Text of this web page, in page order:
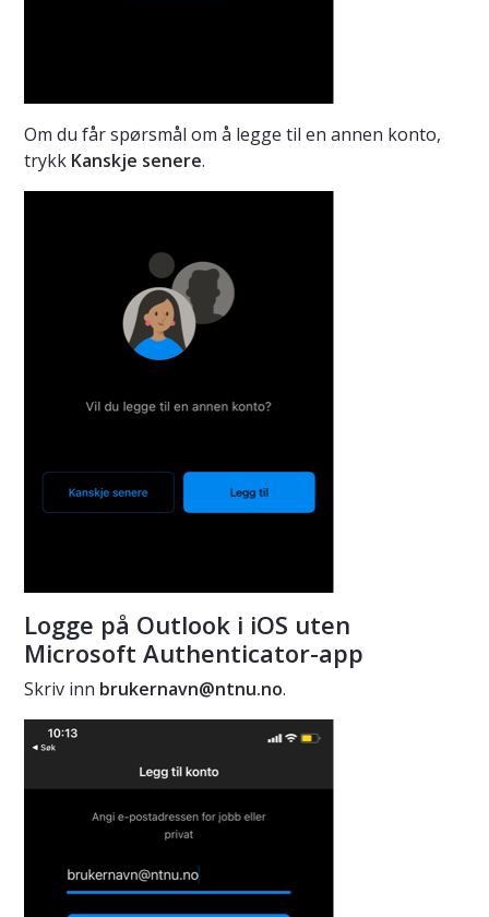
Om du får spørsmål om å legge til en annen konto,
trykk Kanskje senere.
Logge på Outlook i iOS uten
Microsoft Authenticator-app
Skriv inn brukernavn@ntnu.no.